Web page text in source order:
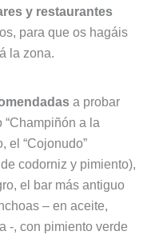
y restaurantes
para que os hagáis
la zona.
a probar
a la
el “Cojonudo”
codorniz y pimiento),
el bar más antiguo
– en aceite,
-, con pimiento verde